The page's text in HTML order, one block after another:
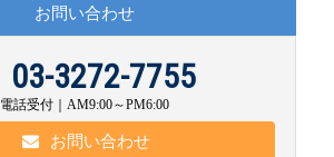
お問い合わせ
03-3272-7755
電話受付｜AM9:00～PM6:00
お問い合わせ